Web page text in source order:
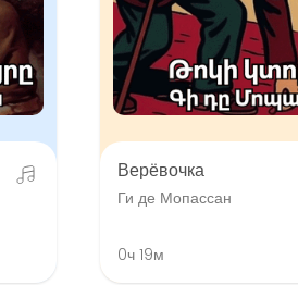
Верёвочка
Ги де Мопассан
0ч 19м